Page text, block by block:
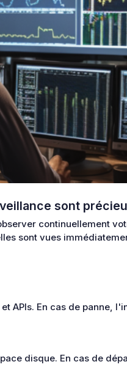
sont
continuellement
sont vues
APIs. En cas de panne,
disque. En cas de